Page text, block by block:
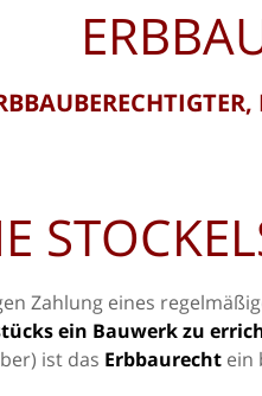
Zahlung eines
ein Bauwerk zu
ist das Erbbaurecht ein